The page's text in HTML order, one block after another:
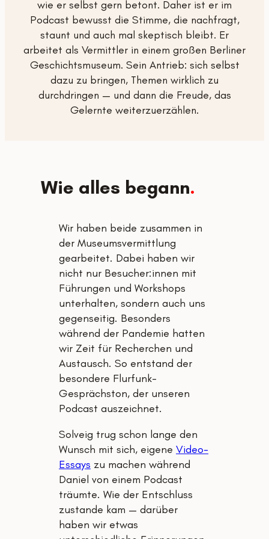
wie er selbst gern betont. Daher ist er im
Podcast bewusst die Stimme, die nachfragt,
staunt und auch mal skeptisch bleibt. Er
arbeitet als Vermittler in einem großen Berliner
Geschichtsmuseum. Sein Antrieb: sich selbst
dazu zu bringen, Themen wirklich zu
durchdringen — und dann die Freude, das
Gelernte weiterzuerzählen.
Wie alles begann.
Wir haben beide zusammen in
der Museumsvermittlung
gearbeitet. Dabei haben wir
nicht nur Besucher:innen mit
Führungen und Workshops
unterhalten, sondern auch uns
gegenseitig. Besonders
während der Pandemie hatten
wir Zeit für Recherchen und
Austausch. So entstand der
besondere Flurfunk-
Gesprächston, der unseren
Podcast auszeichnet.
Solveig trug schon lange den
Wunsch mit sich, eigene Video-
Essays zu machen während
Daniel von einem Podcast
träumte. Wie der Entschluss
zustande kam — darüber
haben wir etwas